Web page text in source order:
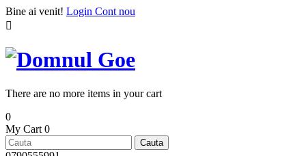
Bine ai venit! Login Cont nou

There are no more items in your cart
0
My Cart 0
Cauta